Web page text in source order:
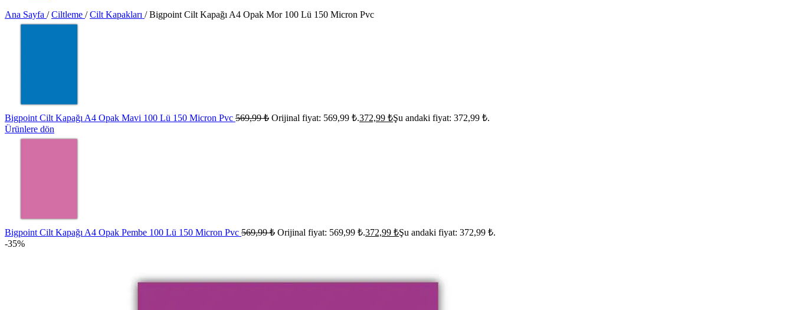
Ana Sayfa / Ciltleme / Cilt Kapakları / Bigpoint Cilt Kapağı A4 Opak Mor 100 Lü 150 Micron Pvc
Bigpoint Cilt Kapağı A4 Opak Mavi 100 Lü 150 Micron Pvc 569,99₺ Orijinal fiyat: 569,99 ₺.372,99 ₺Şu andaki fiyat: 372,99 ₺.
Ürünlere dön
Bigpoint Cilt Kapağı A4 Opak Pembe 100 Lü 150 Micron Pvc 569,99₺ Orijinal fiyat: 569,99 ₺.372,99 ₺Şu andaki fiyat: 372,99 ₺.
-35%